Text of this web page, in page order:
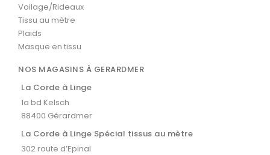
Voilage/Rideaux
Tissu au mètre
Plaids
Masque en tissu
NOS MAGASINS À GERARDMER
La Corde à Linge
1a bd Kelsch
88400 Gérardmer
La Corde à Linge Spécial tissus au mètre
302 route d’Epinal